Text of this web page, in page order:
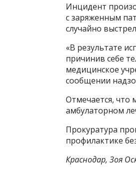
Инцидент
с заряженным
случайно
«В результате
причинив себе
медицинское
сообщении
Отмечается, что
амбулаторном
Прокуратура
профилактике
Краснодар, Зоя